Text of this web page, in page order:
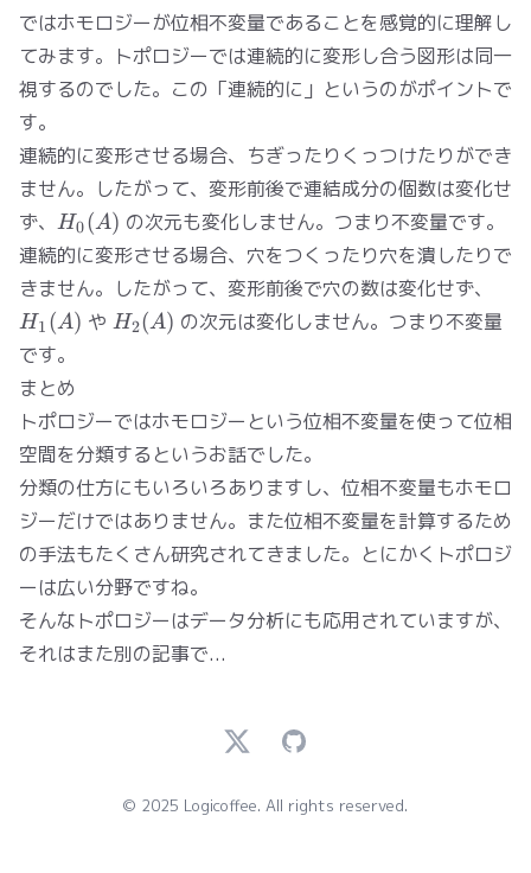
ではホモロジーが位相不変量であることを感覚的に理解し
てみます。トポロジーでは連続的に変形し合う図形は同一
視するのでした。この「連続的に」というのがポイントで
す。
連続的に変形させる場合、ちぎったりくっつけたりができ
ません。したがって、変形前後で連結成分の個数は変化せ
ず、
H_0(A)
H0(A) の次元も変化しません。つまり不変量です。
連続的に変形させる場合、穴をつくったり穴を潰したりで
きません。したがって、変形前後で穴の数は変化せず、
H1 (A) や H_2(A)
H2(A) の次元は変化しません。つまり不変量
です。
まとめ
トポロジーではホモロジーという位相不変量を使って位相
空間を分類するというお話でした。
分類の仕方にもいろいろありますし、位相不変量もホモロ
ジーだけではありません。また位相不変量を計算するため
の手法もたくさん研究されてきました。とにかくトポロジ
ーは広い分野ですね。
そんなトポロジーはデータ分析にも応用されていますが、
それはまた別の記事で...
TwitterGitHub
© 2025 Logicoffee. All rights reserved.